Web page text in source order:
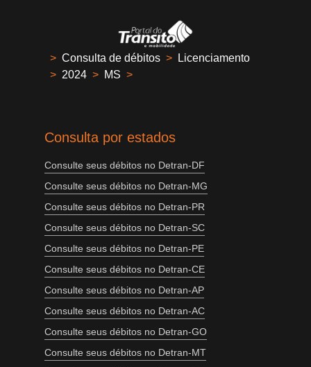
> Consulta de débitos >
Licenciamento
> 2024 > MS >
Consulta por estados
Consulte seus débitos no Detran-DF
Consulte seus débitos no Detran-MG
Consulte seus débitos no Detran-PR
Consulte seus débitos no Detran-SC
Consulte seus débitos no Detran-PE
Consulte seus débitos no Detran-CE
Consulte seus débitos no Detran-AP
Consulte seus débitos no Detran-AC
Consulte seus débitos no Detran-GO
Consulte seus débitos no Detran-MT